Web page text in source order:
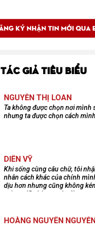
TÁC GIẢ TIÊU BIỂU
NGUYỄN THỊ LOAN
Ta không được chọn nơi mình
nhưng ta được chọn cách
DIÊN VỸ
Khi sống cùng câu chữ, tôi
nhân cách khác của chính
dịu hơn nhưng cũng không
cuồng dã và hoang hoải...
HOÀNG NGUYÊN